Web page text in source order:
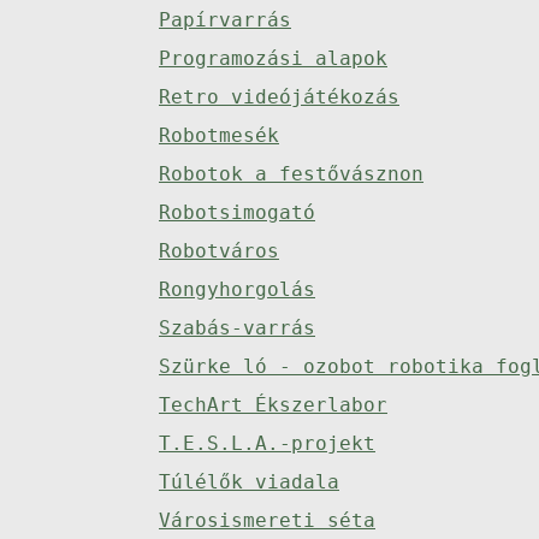
Papírvarrás
Programozási alapok
Retro videójátékozás
Robotmesék
Robotok a festővásznon
Robotsimogató
Robotváros
Rongyhorgolás
Szabás-varrás
Szürke ló - ozobot robotika
TechArt Ékszerlabor
T.E.S.L.A.-projekt
Túlélők viadala
Városismereti séta